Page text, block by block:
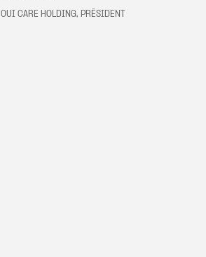
OUI CARE HOLDING, PRÉSIDENT